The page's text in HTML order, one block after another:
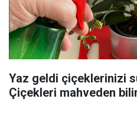
Yaz geldi çiçeklerinizi
Çiçekleri mahveden